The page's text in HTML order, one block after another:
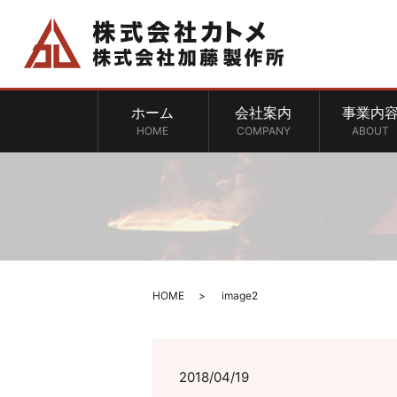
ホーム
HOME
会社案内
COMPANY
事業内
ABOUT
HOME image2
2018/04/19